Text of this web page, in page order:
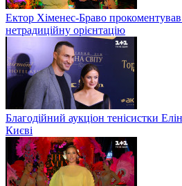
Ектор Хіменес-Браво
нетрадиційну орієнтацію
Благодійний аукціон тенісистки
Києві